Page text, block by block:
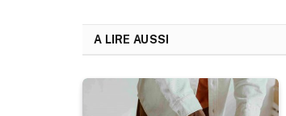
A LIRE AUSSI